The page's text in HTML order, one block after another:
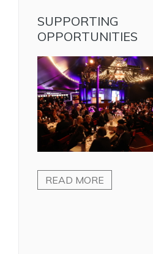
SUPPORTING
OPPORTUNITIES
READ MORE